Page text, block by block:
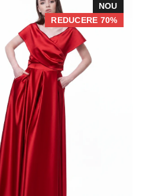
NOU
REDUCERE 70%